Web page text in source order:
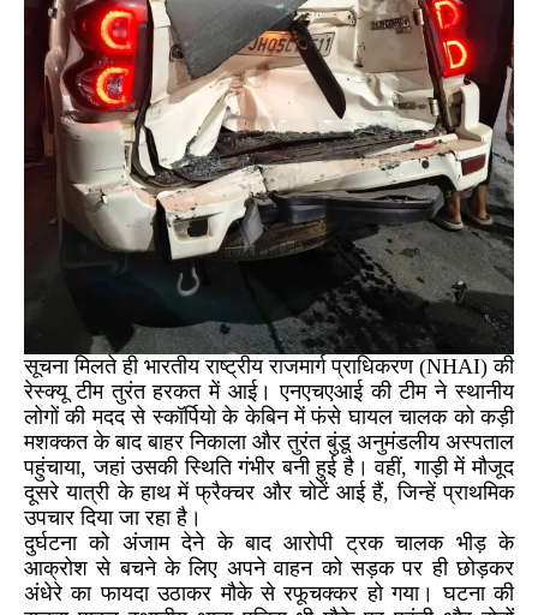
सूचना मिलते ही भारतीय राष्ट्रीय राजमार्ग प्राधिकरण (NHAI) की
रेस्क्यू टीम तुरंत हरकत में आई। एनएचएआई की टीम ने स्थानीय
लोगों की मदद से स्कॉर्पियो के केबिन में फंसे घायल चालक को कड़ी
मशक्कत के बाद बाहर निकाला और तुरंत बुंडू अनुमंडलीय अस्पताल
पहुंचाया, जहां उसकी स्थिति गंभीर बनी हुई है। वहीं, गाड़ी में मौजूद
दूसरे यात्री के हाथ में फ्रैक्चर और चोटें आई हैं, जिन्हें प्राथमिक
उपचार दिया जा रहा है।
दुर्घटना को अंजाम देने के बाद आरोपी ट्रक चालक भीड़ के
आक्रोश से बचने के लिए अपने वाहन को सड़क पर ही छोड़कर
अंधेरे का फायदा उठाकर मौके से रफूचक्कर हो गया। घटना की